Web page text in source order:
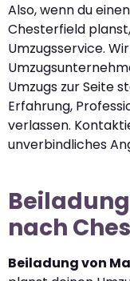
Also, wenn du
Chesterfield
Umzugsservice.
Umzugs zur Seite
Erfahrung,
verlassen.
unverbindliches
nach
Beiladung von